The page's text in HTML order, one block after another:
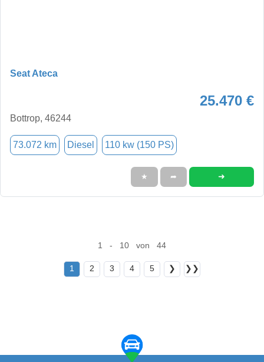
Seat Ateca
25.470 €
Bottrop, 46244
73.072 km Diesel 110 kw (150 PS)
★ ➦ ➜
1 - 10 von 44
1 2 3 4 5 ❯ ❯❯